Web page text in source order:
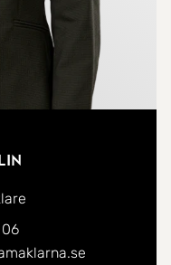
mindre (idag
andra balkongen
med ett rymligt
fönster samt en
på
tvättstuga
och rymlig
vardagen.